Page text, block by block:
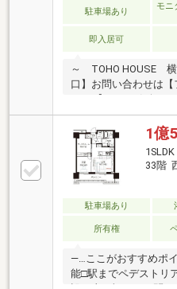
駐車場あり
モニ
即入居可
～ TOHO HOUSE
口】お問い合わせは
1億
33階
駐車場あり
所有権
―…ここがおすすめポ
能□駅までペデストリ